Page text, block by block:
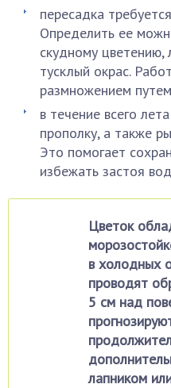
пересадка
Определить ее
скудному цветению,
тусклый окрас.
размножением
в течение всего
прополку, а также
Это помогает
избежать застоя
Цветок
в холодных
проводят
5 см над
лапником